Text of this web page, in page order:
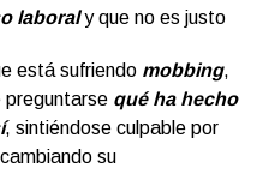
laboraly que no es justo
está sufriendo mobbing,
preguntarse qué ha hecho
, sintiéndose culpable por
su